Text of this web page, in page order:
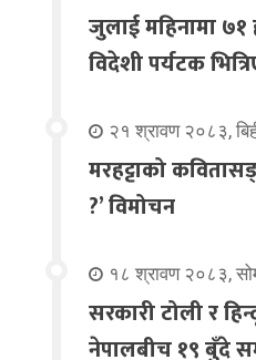
जुलाई महिनामा
विदेशी पर्यटक
२१ श्रावण २०८३,
मरहट्टाको
?’ विमोचन
१८ श्रावण २०८३,
सरकारी टोली र
नेपालबीच १९ बुँदे